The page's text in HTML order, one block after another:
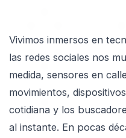
Vivimos inmersos en
las redes sociales nos
medida, sensores en
movimientos,
cotidiana y los
al instante. En pocas